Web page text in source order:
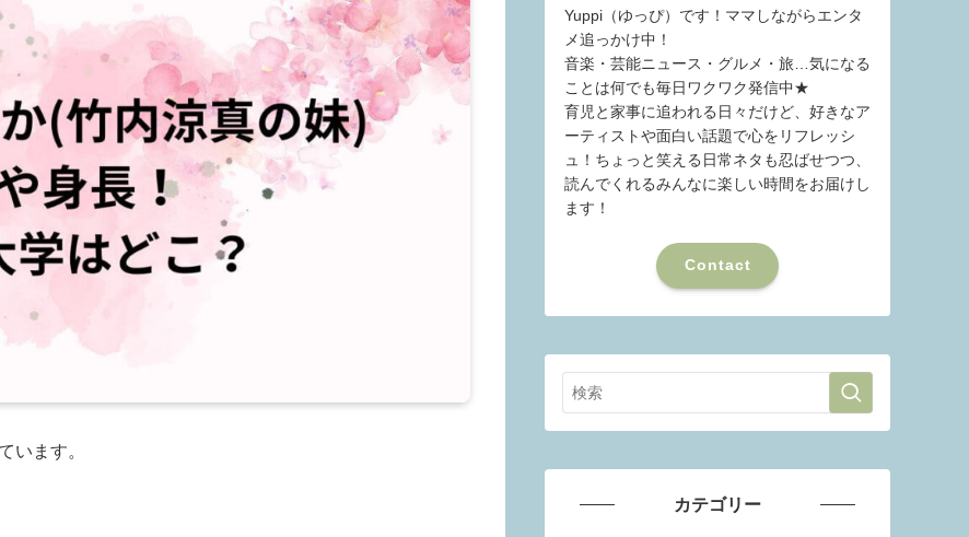
います。
Yuppi（ゆっぴ）です！ママしながらエンタ
メ追っかけ中！
音楽・芸能ニュース・グルメ・旅…気になる
ことは何でも毎日ワクワク発信中★
育児と家事に追われる日々だけど、好きなア
ーティストや面白い話題で心をリフレッシ
ュ！ちょっと笑える日常ネタも忍ばせつつ、
読んでくれるみんなに楽しい時間をお届けし
ます！
Contact
カテゴリー